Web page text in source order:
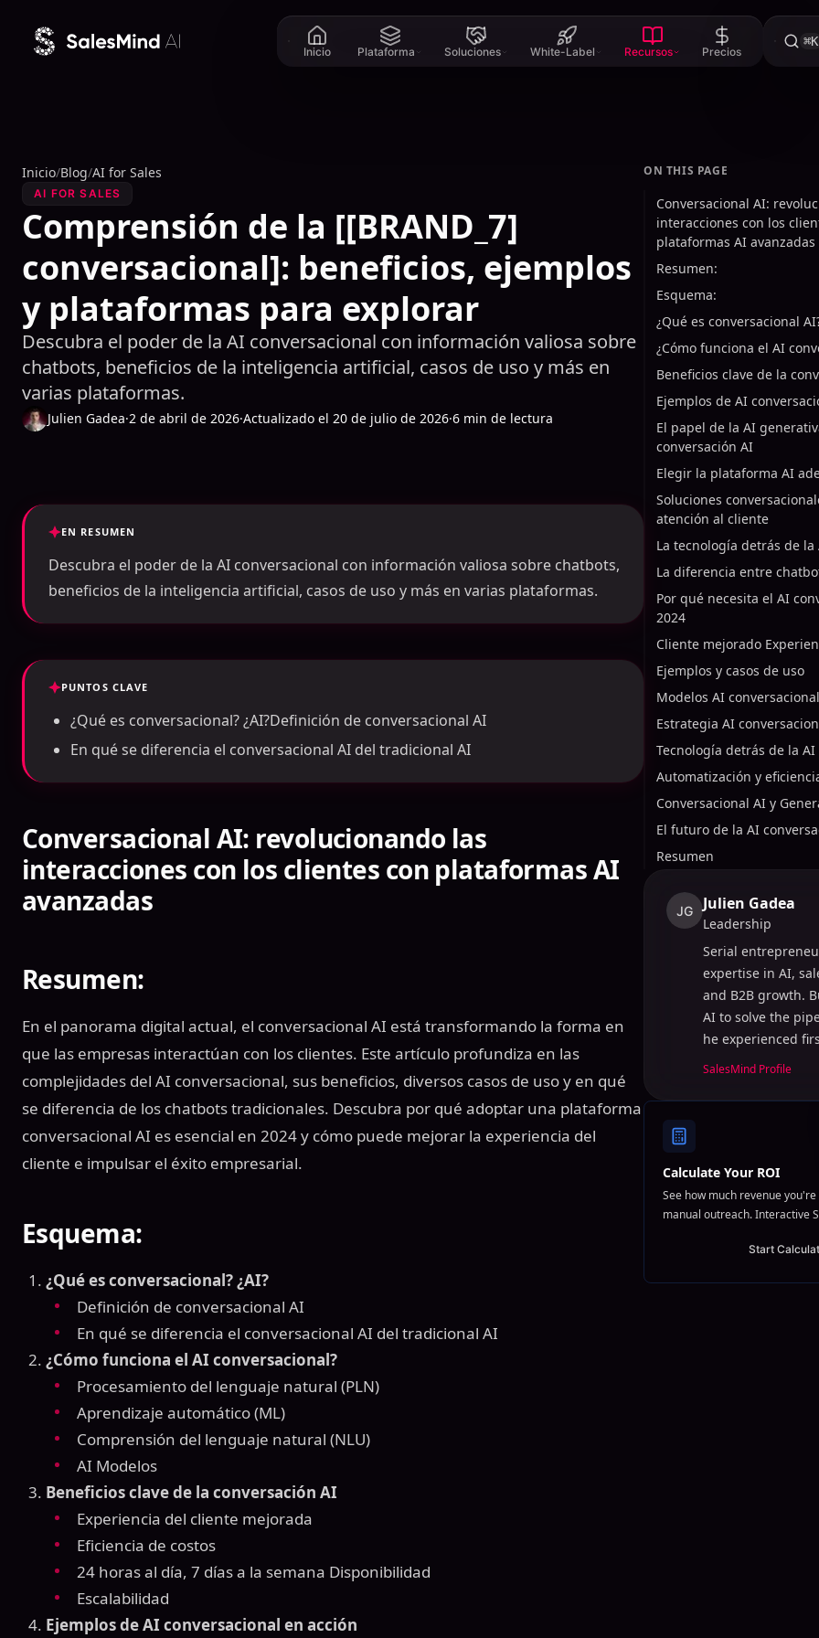
Inicio Plataforma Soluciones White-Label Recursos Precios
⌘K
Inicio/Blog/AI for Sales
AI FOR SALES
Comprensión de la [[BRAND_7]
conversacional]: beneficios, ejemplos
y plataformas para explorar
Descubra el poder de la AI conversacional con información valiosa sobre
chatbots, beneficios de la inteligencia artificial, casos de uso y más en
varias plataformas.
Julien Gadea·2 de abril de 2026·Actualizado el 20 de julio de 2026·6 min de lectura
EN RESUMEN
Descubra el poder de la AI conversacional con información valiosa sobre chatbots,
beneficios de la inteligencia artificial, casos de uso y más en varias plataformas.
PUNTOS CLAVE
¿Qué es conversacional? ¿AI?Definición de conversacional AI
En qué se diferencia el conversacional AI del tradicional AI
Conversacional AI: revolucionando las
interacciones con los clientes con plataformas AI
avanzadas
Resumen:
En el panorama digital actual, el conversacional AI está transformando la forma en
que las empresas interactúan con los clientes. Este artículo profundiza en las
complejidades del AI conversacional, sus beneficios, diversos casos de uso y en qué
se diferencia de los chatbots tradicionales. Descubra por qué adoptar una plataforma
conversacional AI es esencial en 2024 y cómo puede mejorar la experiencia del
cliente e impulsar el éxito empresarial.
Esquema:
¿Qué es conversacional? ¿AI?
Definición de conversacional AI
En qué se diferencia el conversacional AI del tradicional AI
¿Cómo funciona el AI conversacional?
Procesamiento del lenguaje natural (PLN)
Aprendizaje automático (ML)
Comprensión del lenguaje natural (NLU)
AI Modelos
Beneficios clave de la conversación AI
Experiencia del cliente mejorada
Eficiencia de costos
24 horas al día, 7 días a la semana Disponibilidad
Escalabilidad
Ejemplos de AI conversacional en acción
ON THIS PAGE
Conversacional AI:
interacciones con los
plataformas AI avanzadas
Resumen:
Esquema:
¿Qué es conversacional
¿Cómo funciona el AI
Beneficios clave de la
Ejemplos de AI
El papel de la AI
conversación AI
Elegir la plataforma AI
Soluciones
atención al cliente
La tecnología detrás de la
La diferencia entre
Por qué necesita el AI
2024
Cliente mejorado
Ejemplos y casos de uso
Modelos AI
Estrategia AI
Tecnología detrás de la
Automatización y
Conversacional AI y
El futuro de la AI
Resumen
JG Julien Gadea
Leadership
Serial
expertise in AI,
and B2B growth.
AI to solve the
he experienced
SalesMind Profile
Calculate Your ROI
See how much revenue
manual outreach. Interactive
Start